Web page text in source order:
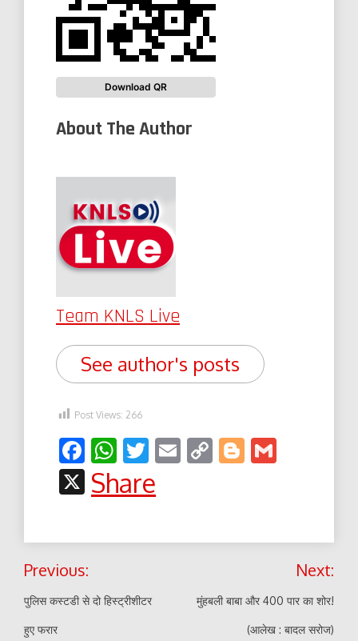
Download QR
About The Author
Team KNLS Live
See author's posts
Post Views: 266
Facebook
WhatsApp
Twitter
EmailCopyBlogger
X
Share
Post
navigation
Previous:
पुलिस कस्टडी से दो हिस्ट्रीशीटर
हुए फरार
Next:
मुंहबली बाबा और 400 पार का शोर!
(आलेख : बादल सरोज)